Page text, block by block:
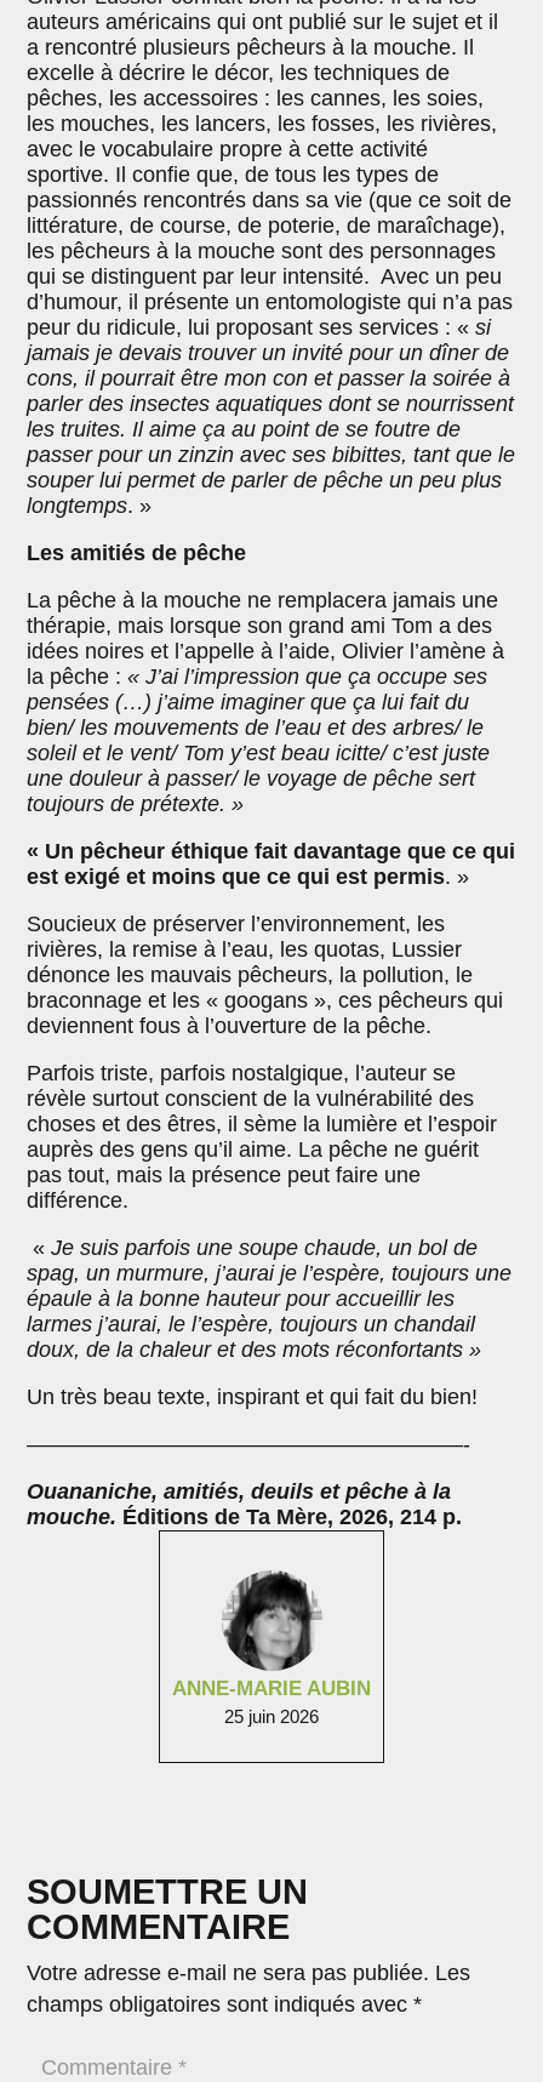
ANNE-MARIE AUBIN
25 juin 2026
auteurs américains qui ont publié sur le sujet et il
a rencontré plusieurs pêcheurs à la mouche. Il
excelle à décrire le décor, les techniques de
pêches, les accessoires : les cannes, les soies,
les mouches, les lancers, les fosses, les rivières,
avec le vocabulaire propre à cette activité
sportive. Il confie que, de tous les types de
passionnés rencontrés dans sa vie (que ce soit de
littérature, de course, de poterie, de maraîchage),
les pêcheurs à la mouche sont des personnages
qui se distinguent par leur intensité. Avec un peu
d’humour, il présente un entomologiste qui n’a pas
peur du ridicule, lui proposant ses services : «si
jamais je devais trouver un invité pour un dîner de
cons, il pourrait être mon con et passer la soirée à
parler des insectes aquatiques dont se nourrissent
les truites. Il aime ça au point de se foutre de
passer pour un zinzin avec ses bibittes, tant que le
souper lui permet de parler de pêche un peu plus
longtemps. »
Les amitiés de pêche
La pêche à la mouche ne remplacera jamais une
thérapie, mais lorsque son grand ami Tom a des
idées noires et l’appelle à l’aide, Olivier l’amène à
la pêche :« J’ai l’impression que ça occupe ses
pensées (…) j’aime imaginer que ça lui fait du
bien/ les mouvements de l’eau et des arbres/ le
soleil et le vent/ Tom y’est beau icitte/ c’est juste
une douleur à passer/ le voyage de pêche sert
toujours de prétexte. »
« Un pêcheur éthique fait davantage que ce qui
est exigé et moins que ce qui est permis. »
Soucieux de préserver l’environnement, les
rivières, la remise à l’eau, les quotas, Lussier
dénonce les mauvais pêcheurs, la pollution, le
braconnage et les « googans », ces pêcheurs qui
deviennent fous à l’ouverture de la pêche.
Parfois triste, parfois nostalgique, l’auteur se
révèle surtout conscient de la vulnérabilité des
choses et des êtres, il sème la lumière et l’espoir
auprès des gens qu’il aime. La pêche ne guérit
pas tout, mais la présence peut faire une
différence.
«Je suis parfois une soupe chaude, un bol de
spag, un murmure, j’aurai je l’espère, toujours une
épaule à la bonne hauteur pour accueillir les
larmes j’aurai, le l’espère, toujours un chandail
doux, de la chaleur et des mots réconfortants »
Un très beau texte, inspirant et qui fait du bien!
————————————————————-
Ouananiche, amitiés, deuils et pêche à la
mouche. Éditions de Ta Mère, 2026, 214 p.
SOUMETTRE UN
COMMENTAIRE
Votre adresse e-mail ne sera pas publiée. Les
champs obligatoires sont indiqués avec*